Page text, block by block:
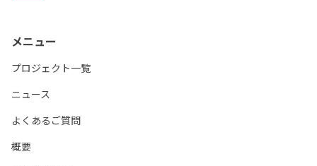
メニュー
プロジェクト一覧
ニュース
よくあるご質問
概要